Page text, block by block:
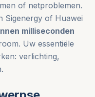
of netproblemen.
Sigenergy of Huawei
milliseconden
Uw essentiële
verlichting,